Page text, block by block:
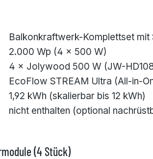
Balkonkraftwerk-Komplettset
2.000 Wp (4 × 500 W)
4 × Jolywood 500 W (JW-
EcoFlow STREAM Ultra (All-in-
1,92 kWh (skalierbar bis 12 kWh)
nicht enthalten (optional
(4 Stück)